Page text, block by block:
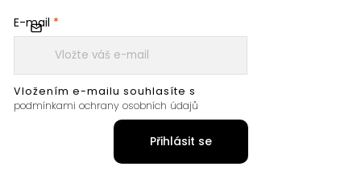
E-mail
Vložením e-mailu souhlasíte s
podmínkami ochrany osobních údajů
Přihlásit se